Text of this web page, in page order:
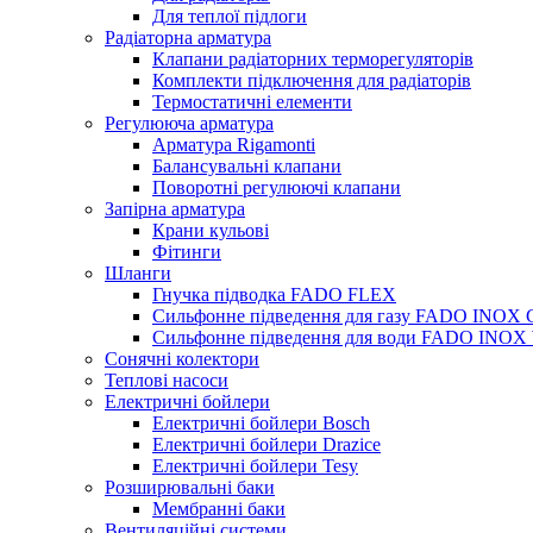
Для теплої підлоги
Радіаторна арматура
Клапани радіаторних терморегуляторів
Комплекти підключення для радіаторів
Термостатичні елементи
Регулююча арматура
Арматура Rigamonti
Балансувальні клапани
Поворотні регулюючі клапани
Запірна арматура
Крани кульові
Фітинги
Шланги
Гнучка підводка FADO FLEX
Сильфонне підведення для газу FADO INOX
Сильфонне підведення для води FADO INOX
Сонячні колектори
Теплові насоси
Електричні бойлери
Електричні бойлери Bosch
Електричні бойлери Drazice
Електричні бойлери Tesy
Розширювальні баки
Мембранні баки